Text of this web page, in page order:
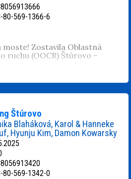
80-569-1366-6
Zostavila Oblastná
ruchu (OOCR) Štúrovo –
Štúrovo
Blaháková, Karol & Hanneke
Hyunju Kim, Damon Kowarsky
80-569-1342-0